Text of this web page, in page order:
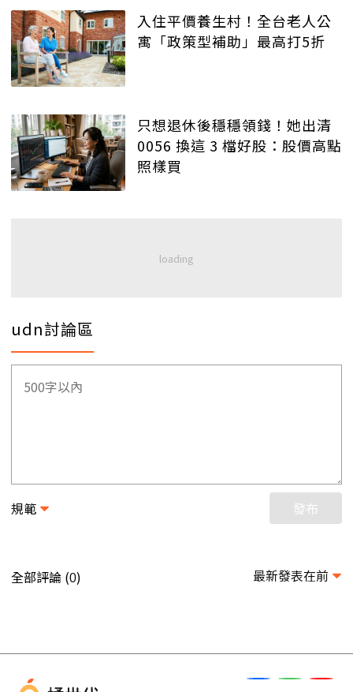
入住平價養生村！全台老人公
寓「政策型補助」最高打5折
只想退休後穩穩領錢！她出清
0056 換這 3 檔好股：股價高點
照樣買
udn討論區
規範 發布
全部評論 (0) 最新發表在前